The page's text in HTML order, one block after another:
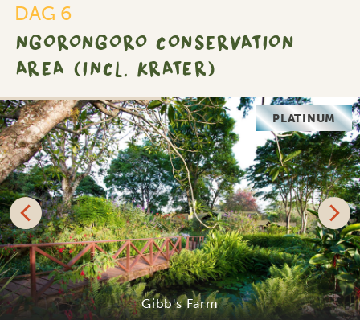
DAG 6
NGORONGORO CONSERVATION
AREA (INCL. KRATER)
PLATINUM
Gibb's Farm